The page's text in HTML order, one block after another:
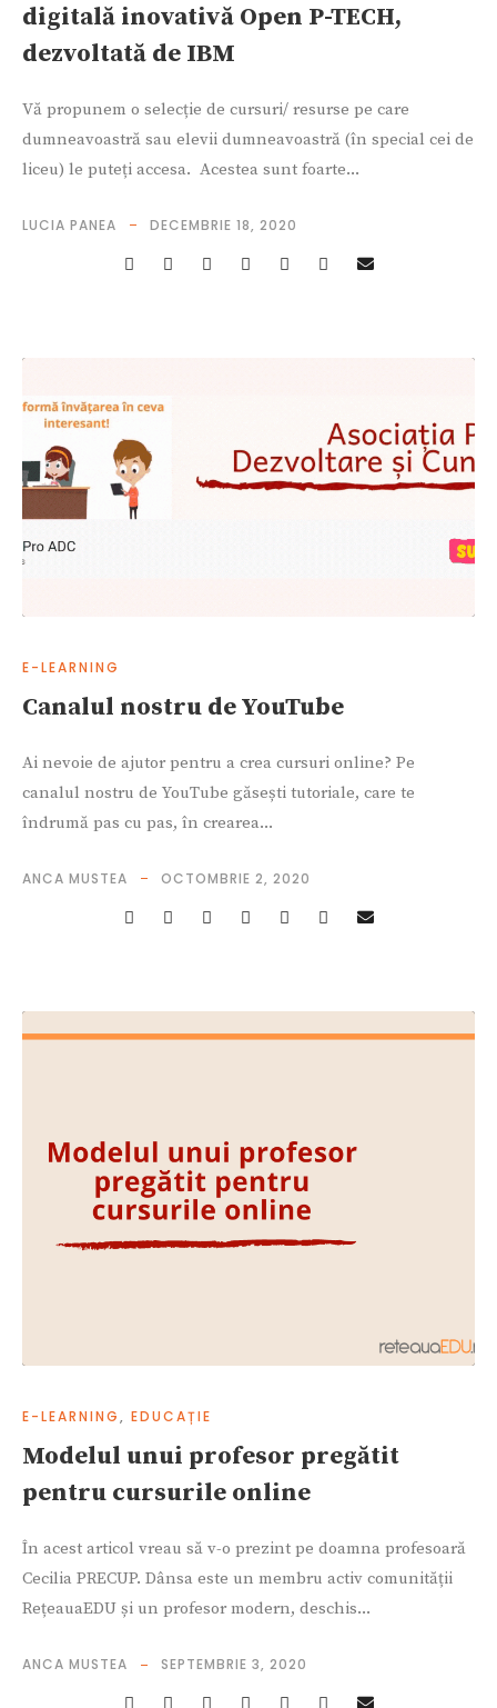
digitală inovativă Open P-TECH,
dezvoltată de IBM
Vă propunem o selecție de cursuri/ resurse pe care
dumneavoastră sau elevii dumneavoastră (în special cei de
liceu) le puteți accesa. Acestea sunt foarte...
LUCIA PANEA DECEMBRIE 18, 2020
E-LEARNING
Canalul nostru de YouTube
Ai nevoie de ajutor pentru a crea cursuri online? Pe
canalul nostru de YouTube găsești tutoriale, care te
îndrumă pas cu pas, în crearea...
ANCA MUSTEA OCTOMBRIE 2, 2020
E-LEARNING, EDUCAȚIE
Modelul unui profesor pregătit
pentru cursurile online
În acest articol vreau să v-o prezint pe doamna profesoară
Cecilia PRECUP. Dânsa este un membru activ comunității
RețeauaEDU și un profesor modern, deschis...
ANCA MUSTEA SEPTEMBRIE 3, 2020